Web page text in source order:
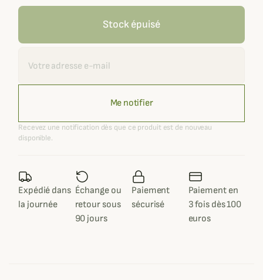
Stock épuisé
Me notifier
Recevez une notification dès que ce produit est de nouveau
disponible.
Expédié dans
la journée
Échange ou
retour sous
90 jours
Paiement
sécurisé
Paiement en
3 fois dès 100
euros